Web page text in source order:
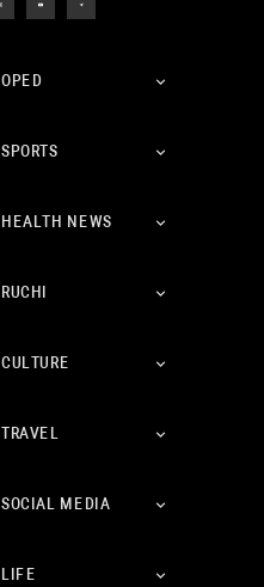
OPED
SPORTS
HEALTH NEWS
RUCHI
CULTURE
TRAVEL
SOCIAL MEDIA
LIFE